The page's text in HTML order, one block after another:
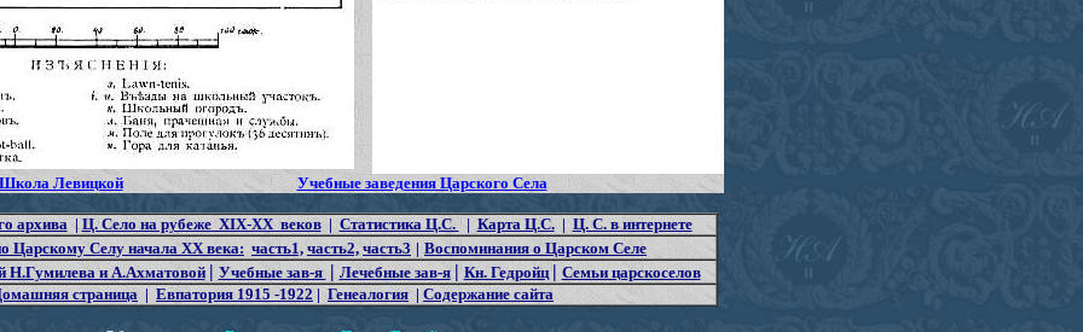
Школа Левицкой Учебные заведения Царского Села
архива | Ц. Село на рубеже XIX-XX веков| Статистика Ц.С. | Карта Ц.С.| Ц. С. в интернете
Царскому Селу начала XX века: часть1, часть2, часть3 | Воспоминания о Царском Селе
Н.Гумилева и А.Ахматовой |Учебные зав-я | Лечебные зав-я | Кн. Гедройц |Семьи царскоселов
страница | Евпатория 1915 -1922 | Генеалогия | Содержание сайта